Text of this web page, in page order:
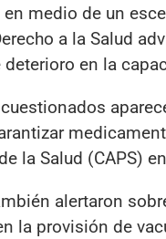
medio de un
a la Salud
en la
la Salud (CAPS)
alertaron
la provisión de